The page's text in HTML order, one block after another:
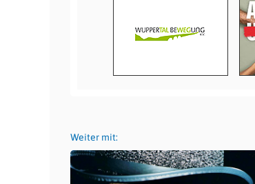
Weiter mit: